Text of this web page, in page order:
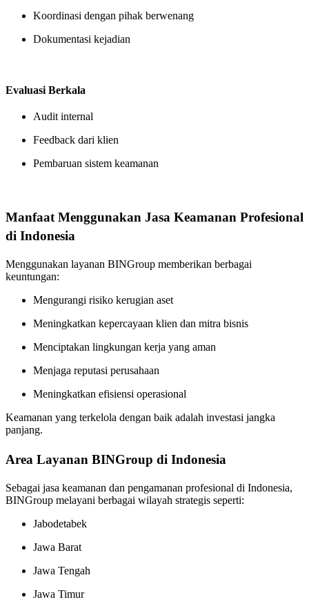
Koordinasi dengan pihak berwenang
Dokumentasi kejadian
Evaluasi Berkala
Audit internal
Feedback dari klien
Pembaruan sistem keamanan
Manfaat Menggunakan Jasa Keamanan Profesional
di Indonesia
Menggunakan layanan BINGroup memberikan berbagai
keuntungan:
Mengurangi risiko kerugian aset
Meningkatkan kepercayaan klien dan mitra bisnis
Menciptakan lingkungan kerja yang aman
Menjaga reputasi perusahaan
Meningkatkan efisiensi operasional
Keamanan yang terkelola dengan baik adalah investasi jangka
panjang.
Area Layanan BINGroup di Indonesia
Sebagai jasa keamanan dan pengamanan profesional di Indonesia,
BINGroup melayani berbagai wilayah strategis seperti:
Jabodetabek
Jawa Barat
Jawa Tengah
Jawa Timur